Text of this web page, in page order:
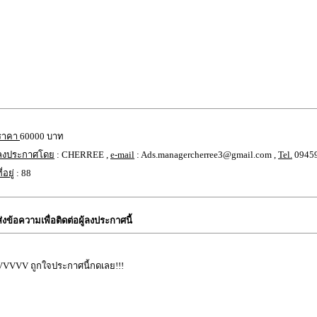
าคา 60000 บาท
งประกาศโดย : CHERREE , e-mail : Ads.managercherree3@gmail.com , Tel.
อยู่ : 88
งข้อความเพื่อติดต่อผู้ลงประกาศนี้
ถูกใจประกาศนี้กดเลย!!!